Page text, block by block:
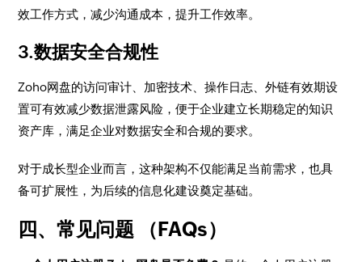
效工作方式，减少沟通成本，提升工作效率。
3.数据安全合规性
Zoho网盘的访问审计、加密技术、操作日志、外链有效期设
置可有效减少数据泄露风险，便于企业建立长期稳定的知识
资产库，满足企业对数据安全和合规的要求。
对于成长型企业而言，这种架构不仅能满足当前需求，也具
备可扩展性，为后续的信息化建设奠定基础。
四、常见问题 （FAQs）